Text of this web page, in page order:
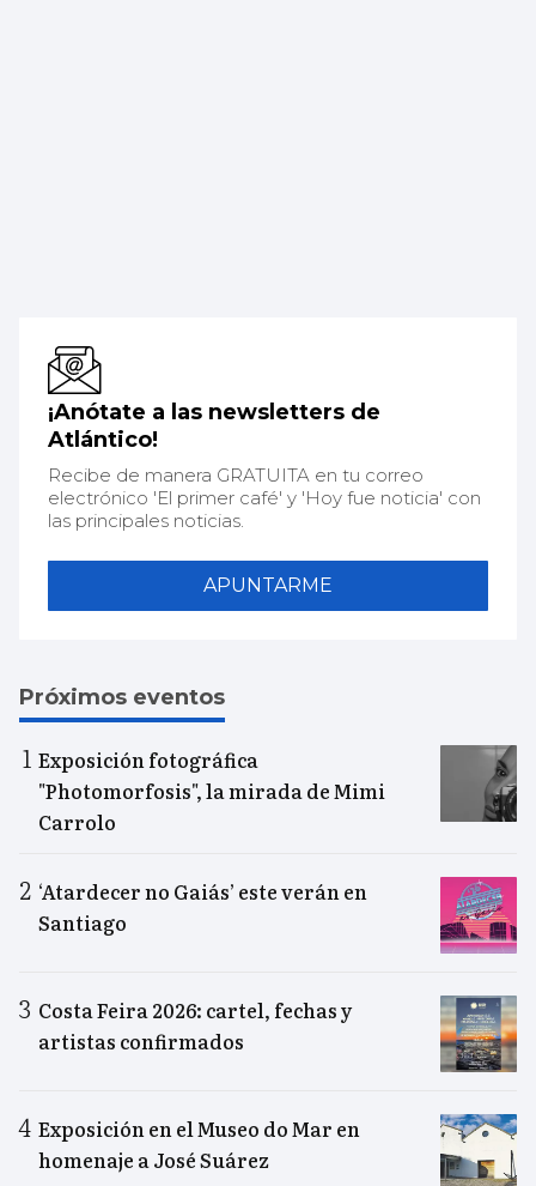
¡Anótate a las newsletters de
Atlántico!
Recibe de manera GRATUITA en tu correo
electrónico 'El primer café' y 'Hoy fue noticia' con
las principales noticias.
APUNTARME
Próximos eventos
Exposición fotográfica
"Photomorfosis", la mirada de Mimi
Carrolo
‘Atardecer no Gaiás’ este verán en
Santiago
Costa Feira 2026: cartel, fechas y
artistas confirmados
Exposición en el Museo do Mar en
homenaje a José Suárez